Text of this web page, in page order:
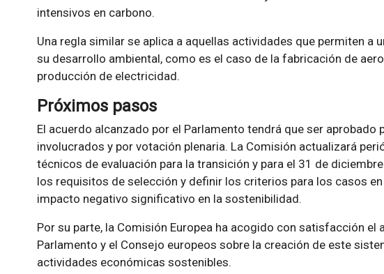
intensivos en carbono.
Una regla similar se aplica a aquellas actividades que permiten a
su desarrollo ambiental, como es el caso de la fabricación de
producción de electricidad.
Próximos pasos
El acuerdo alcanzado por el Parlamento tendrá que ser
involucrados y por votación plenaria. La Comisión actualizará
técnicos de evaluación para la transición y para el 31 de
los requisitos de selección y definir los criterios para los casos
impacto negativo significativo en la sostenibilidad.
Por su parte, la Comisión Europea ha acogido con satisfacción el
Parlamento y el Consejo europeos sobre la creación de este
actividades económicas sostenibles.